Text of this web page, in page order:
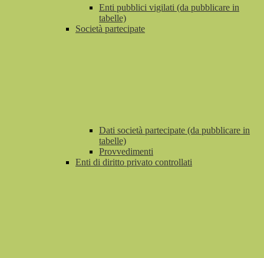
Enti pubblici vigilati (da pubblicare in
tabelle)
Società partecipate
Dati società partecipate (da pubblicare in
tabelle)
Provvedimenti
Enti di diritto privato controllati